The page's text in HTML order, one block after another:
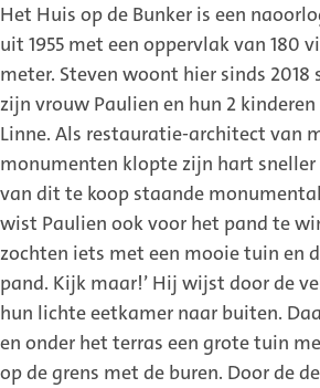
Het Huis op de Bunker is een
uit 1955 met een oppervlak van 180
meter. Steven woont hier sinds 2018
zijn vrouw Paulien en hun 2 kinderen
Linne. Als restauratie-architect van
monumenten klopte zijn hart
van dit te koop staande
wist Paulien ook voor het pand te
zochten iets met een mooie tuin en
pand. Kijk maar!’ Hij wijst door de
hun lichte eetkamer naar buiten.
en onder het terras een grote tuin
op de grens met de buren. Door de